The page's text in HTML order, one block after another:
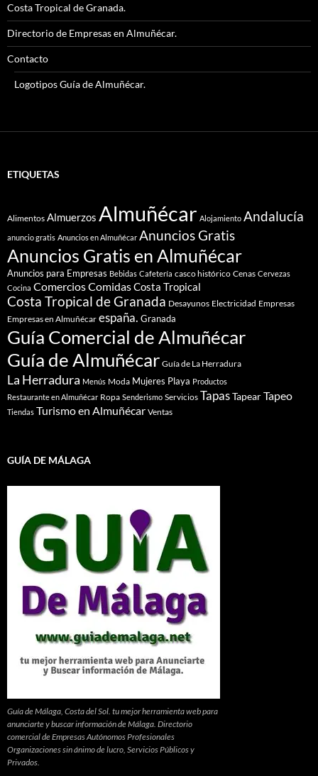
Costa Tropical de Granada.
Directorio de Empresas en Almuñécar.
Contacto
Logotipos Guía de Almuñécar.
ETIQUETAS
Alimentos Almuerzos Almuñécar Alojamiento Andalucía
anuncio gratis Anuncios en Almuñécar Anuncios Gratis
Anuncios Gratis en Almuñécar
Anuncios para Empresas Bebidas Cafetería casco histórico Cenas Cervezas
Cocina ComerciosComidasCosta Tropical
Costa Tropical de Granada Desayunos Electricidad Empresas
Empresas en Almuñécar españa. Granada
Guía Comercial de Almuñécar
Guía de Almuñécar Guía de La Herradura
La Herradura Menús Moda Mujeres Playa Productos
Restaurante en Almuñécar Ropa Senderismo Servicios TapasTapearTapeo
Tiendas Turismo en Almuñécar Ventas
GUÍA DE MÁLAGA
Guía de Málaga, Costa del Sol. tu mejor herramienta web para
anunciarte y buscar información de Málaga. Directorio
comercial de Empresas Autónomos Profesionales
Organizaciones sin ánimo de lucro, Servicios Públicos y
Privados.